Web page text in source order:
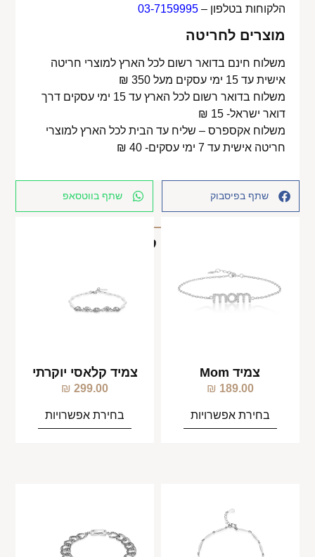
הלקוחות בטלפון –03-7159995
מוצרים לחריטה
משלוח חינם בדואר רשום לכל הארץ למוצרי חריטה
אישית עד 15 ימי עסקים מעל 350 ₪
משלוח בדואר רשום לכל הארץ עד 15 ימי עסקים דרך
דואר ישראל- 15 ₪
משלוח אקספרס – שליח עד הבית לכל הארץ למוצרי
חריטה אישית עד 7 ימי עסקים- 40 ₪
שתף בפיסבוק שתף בווטסאפ
מוצרים קשורים
צמיד Mom
189.00
₪
בחירת אפשרויות
צמיד קלאסי יוקרתי
299.00
₪
בחירת אפשרויות